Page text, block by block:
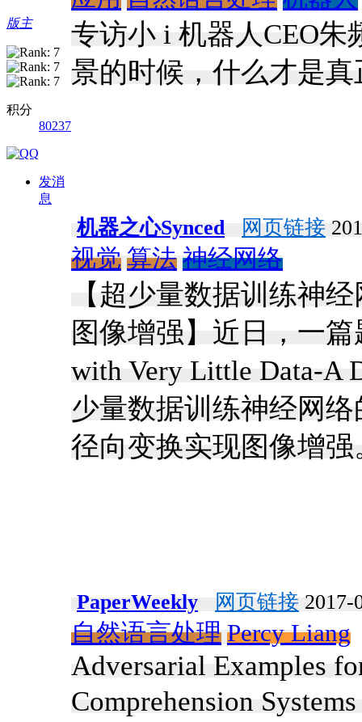
版主
积分
80237
发消
息
专访小 i 机器人CEO
景的时候，什么才是
机器之心Synced 网页链接
视觉 算法 神经网络
【超少量数据训练神
图像增强】近日，一
with Very Little Data-A
少量数据训练神经网
径向变换实现图像增强
PaperWeekly 网页链接 2017-
自然语言处理 Percy Liang
Adversarial Examples
Comprehension